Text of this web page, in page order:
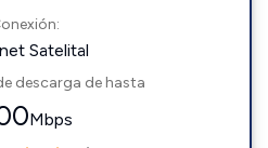
Satelital
descarga de hasta
Mbps